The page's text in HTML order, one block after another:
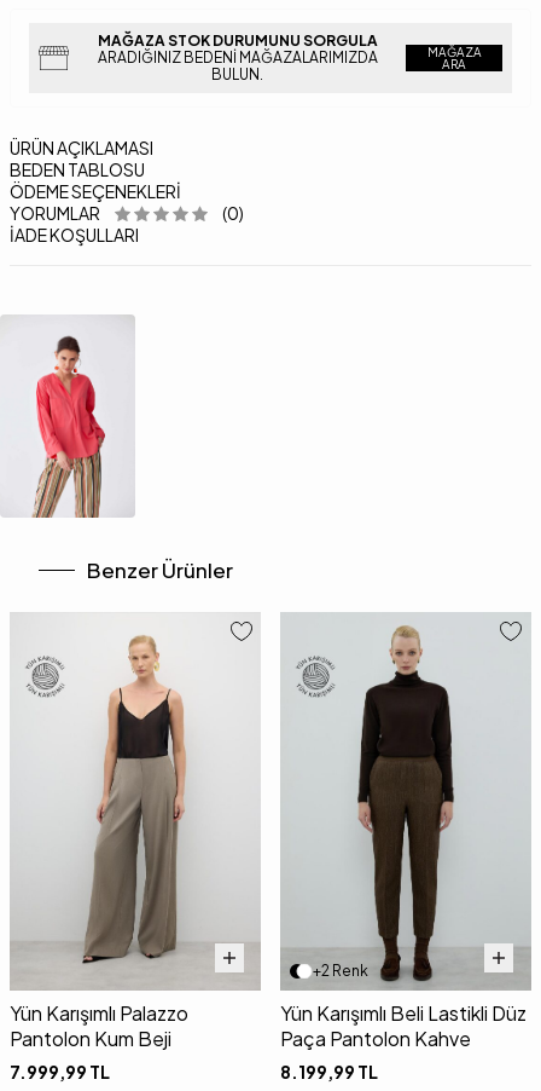
MAĞAZA STOK DURUMUNU SORGULA
ARADIĞINIZ BEDENI MAĞAZALARIMIZDA
BULUN.
MAĞAZA
ARA
ÜRÜN AÇIKLAMASI
BEDEN TABLOSU
ÖDEME SEÇENEKLERI
YORUMLAR
(0)
İADE KOŞULLARI
Benzer Ürünler
Yün Karışımlı Palazzo
Pantolon Kum Beji
7.999,99 TL
+2 Renk
Yün Karışımlı Beli Lastikli Düz
Paça Pantolon Kahve
8.199,99 TL